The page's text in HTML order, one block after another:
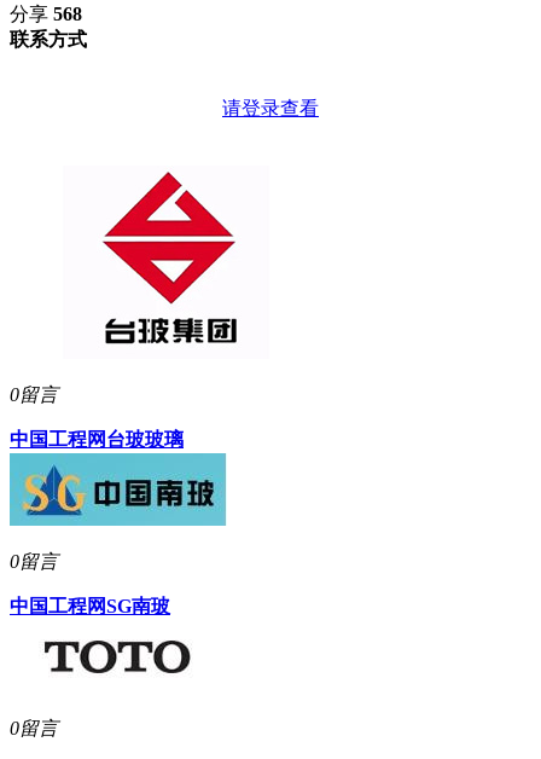
分享 568
联系方式
请登录查看
0留言
中国工程网台玻玻璃
0留言
中国工程网SG南玻
0留言